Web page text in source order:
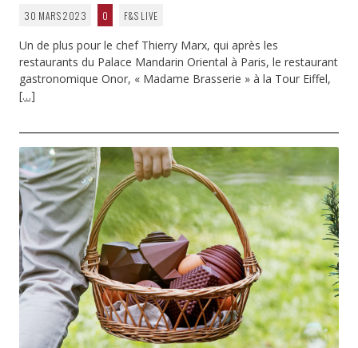
30 MARS 2023 0 F&S LIVE
Un de plus pour le chef Thierry Marx, qui après les
restaurants du Palace Mandarin Oriental à Paris, le restaurant
gastronomique Onor, « Madame Brasserie » à la Tour Eiffel,
[…]